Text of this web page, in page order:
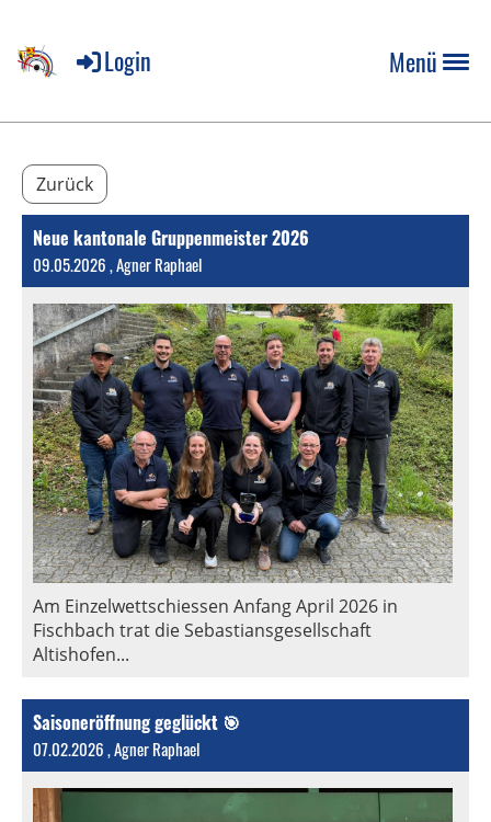
Menü
Login
Zurück
Neue kantonale Gruppenmeister 2026
09.05.2026, Agner Raphael
Am Einzelwettschiessen Anfang April 2026 in
Fischbach trat die Sebastiansgesellschaft
Altishofen...
Saisoneröffnung geglückt 🎯
07.02.2026, Agner Raphael